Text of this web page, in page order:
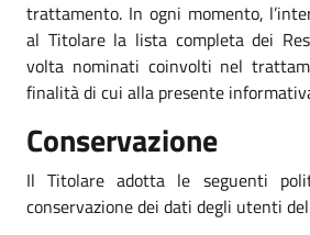
trattamento. In ogni momento,
al Titolare la lista completa dei
volta nominati coinvolti nel
finalità di cui alla presente
Conservazione
Il Titolare adotta le seguenti
conservazione dei dati degli utenti